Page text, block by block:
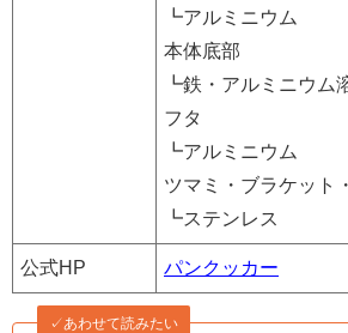
┗アルミニウム
本体底部
┗鉄・アルミニウム
フタ
┗アルミニウム
ツマミ・ブラケット
┗ステンレス
公式HP パンクッカー
✓あわせて読みたい